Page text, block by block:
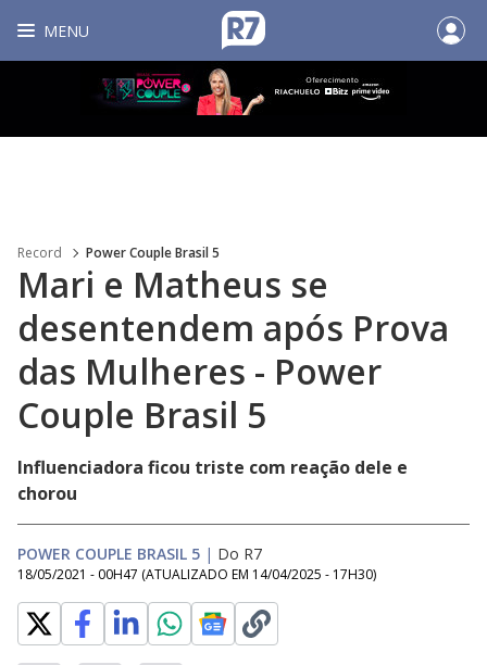
MENU
Record Power Couple Brasil 5
Mari e Matheus se
desentendem após Prova
das Mulheres - Power
Couple Brasil 5
Influenciadora ficou triste com reação dele e
chorou
POWER COUPLE BRASIL 5 | Do R7
18/05/2021 - 00H47 (ATUALIZADO EM 14/04/2025 - 17H30)